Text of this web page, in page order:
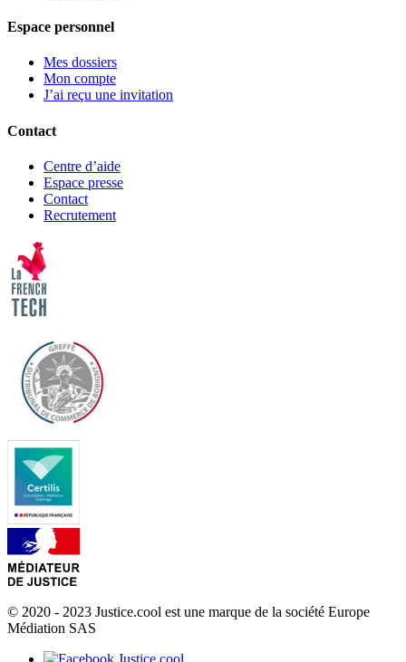
Espace personnel
Mes dossiers
Mon compte
J’ai reçu une invitation
Contact
Centre d’aide
Espace presse
Contact
Recrutement
© 2020 - 2023 Justice.cool est une marque de la société Europe
Médiation SAS